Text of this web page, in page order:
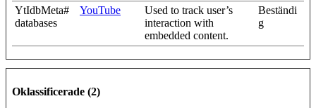
YtIdbMeta#
databases
YouTube
Used to track user’s
interaction with
embedded content.
Beständi
g
Oklassificerade (2)